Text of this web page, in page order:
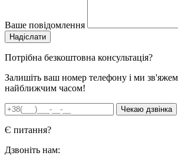
Ваше повідомлення
Потрібна безкоштовна консультація?
Залишіть ваш номер телефону і ми
найближчим часом!
Є питання?
Дзвоніть нам: